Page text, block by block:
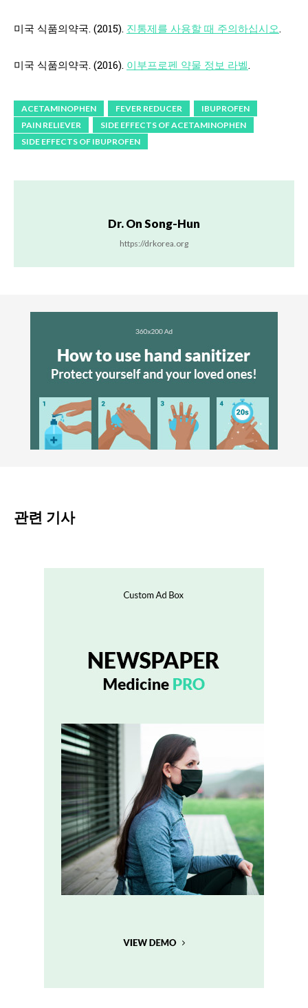
미국 식품의약국. (2015). 진통제를 사용할 때 주의하십시오.
미국 식품의약국. (2016). 이부프로펜 약물 정보 라벨.
ACETAMINOPHEN FEVER REDUCER
IBUPROFEN
PAIN RELIEVER
SIDE EFFECTS OF ACETAMINOPHEN
SIDE EFFECTS OF IBUPROFEN
Dr. On Song-Hun
https://drkorea.org
관련 기사